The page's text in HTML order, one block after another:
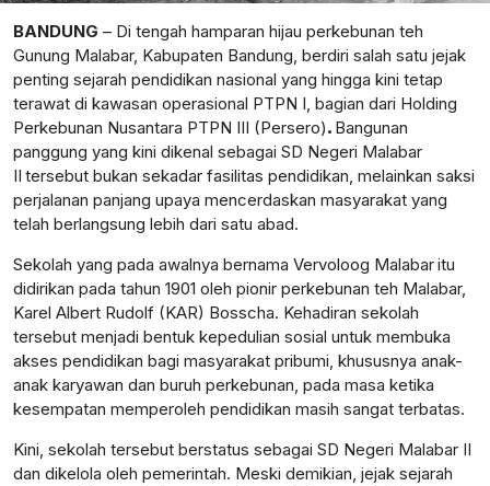
BANDUNG – Di tengah hamparan hijau perkebunan teh
Gunung Malabar, Kabupaten Bandung, berdiri salah satu jejak
penting sejarah pendidikan nasional yang hingga kini tetap
terawat di kawasan operasional PTPN I, bagian dari Holding
Perkebunan Nusantara PTPN III (Persero). Bangunan
panggung yang kini dikenal sebagai SD Negeri Malabar
II tersebut bukan sekadar fasilitas pendidikan, melainkan saksi
perjalanan panjang upaya mencerdaskan masyarakat yang
telah berlangsung lebih dari satu abad.
Sekolah yang pada awalnya bernama Vervoloog Malabaritu
didirikan pada tahun 1901 oleh pionir perkebunan teh Malabar,
Karel Albert Rudolf (KAR) Bosscha. Kehadiran sekolah
tersebut menjadi bentuk kepedulian sosial untuk membuka
akses pendidikan bagi masyarakat pribumi, khususnya anak-
anak karyawan dan buruh perkebunan, pada masa ketika
kesempatan memperoleh pendidikan masih sangat terbatas.
Kini, sekolah tersebut berstatus sebagai SD Negeri Malabar II
dan dikelola oleh pemerintah. Meski demikian, jejak sejarah